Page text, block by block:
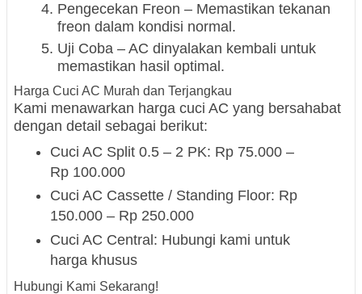
Pengecekan Freon – Memastikan tekanan
freon dalam kondisi normal.
Uji Coba – AC dinyalakan kembali untuk
memastikan hasil optimal.
Harga Cuci AC Murah dan Terjangkau
Kami menawarkan harga cuci AC yang bersahabat
dengan detail sebagai berikut:
Cuci AC Split 0.5 – 2 PK: Rp 75.000 –
Rp 100.000
Cuci AC Cassette / Standing Floor: Rp
150.000 – Rp 250.000
Cuci AC Central: Hubungi kami untuk
harga khusus
Hubungi Kami Sekarang!